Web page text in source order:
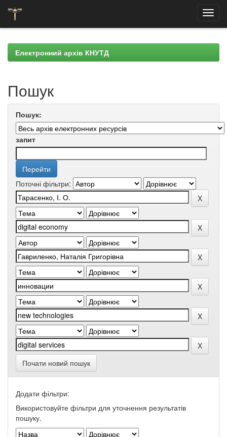
navigationЕлектронний архів КНУТД
Пошук
Пошук:
запит
Поточні фільтри:
Почати новий пошук
Додати фільтри:
Використовуйте фільтри для уточнення результатів
пошуку.